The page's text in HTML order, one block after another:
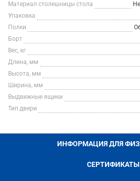
Материал столешницы стола
Упаковка
Полки
Борт
Вес, кг
Длина, мм
Высота, мм
Ширина, мм
Выдвижные ящики
Тип двери
ИНФОРМАЦИЯ ДЛЯ
СЕРТИФИКАТЫ